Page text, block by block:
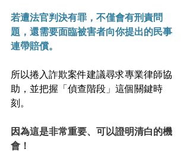
若遭法官判決有罪，不僅會有刑責問
題，還需要面臨被害者向你提出的民事
連帶賠償。
所以捲入詐欺案件建議尋求專業律師協
助，並把握「偵查階段」這個關鍵時
刻。
因為這是非常重要、可以證明清白的機
會！